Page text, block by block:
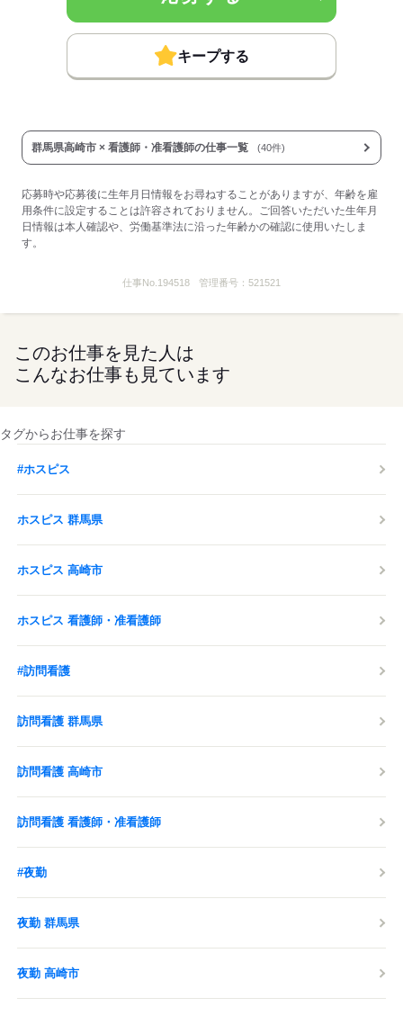
※研修期間中は50％支給（期間1週間～2ヶ月）
屋内禁煙
応募する
キープする
群馬県高崎市 × 看護師・准看護師の仕事一覧 (40件)
応募時や応募後に生年月日情報をお尋ねすることがありますが、年齢を雇
用条件に設定することは許容されておりません。ご回答いただいた生年月
日情報は本人確認や、労働基準法に沿った年齢かの確認に使用いたしま
す。
仕事No. 194518 管理番号： 521521
このお仕事を見た人は
こんなお仕事も見ています
タグからお仕事を探す
#ホスピス
ホスピス 群馬県
ホスピス 高崎市
ホスピス 看護師・准看護師
#訪問看護
訪問看護 群馬県
訪問看護 高崎市
訪問看護 看護師・准看護師
#夜勤
夜勤 群馬県
夜勤 高崎市